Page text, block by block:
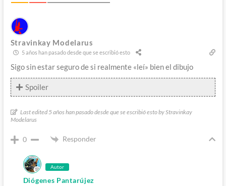
Stravinkay Modelarus
5 años han pasado desde que se escribió esto
Sigo sin estar seguro de si realmente «leí» bien el dibujo
Spoiler
Last edited 5 años han pasado desde que se escribió esto by Stravinkay
Modelarus
0 Responder
Autor
Diógenes Pantarújez